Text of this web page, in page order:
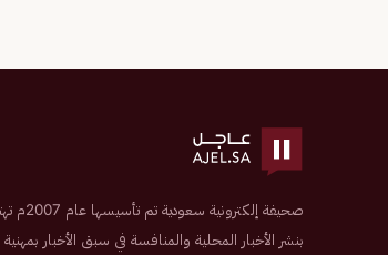
صحيفة إلكترونية سعودية تم
بنشر الأخبار المحلية والمنافسة في سبق الأخبار بمهنية